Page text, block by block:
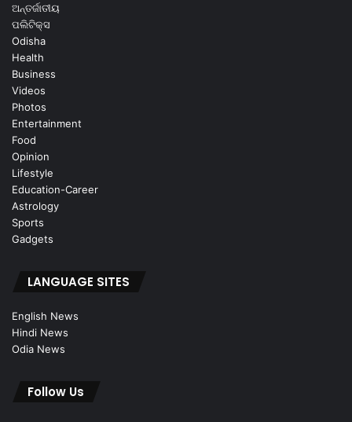
ଅନ୍ତର୍ଜାତୀୟ
ପଲିଟିକ୍ସ
Odisha
Health
Business
Videos
Photos
Entertainment
Food
Opinion
Lifestyle
Education-Career
Astrology
Sports
Gadgets
LANGUAGE SITES
English News
Hindi News
Odia News
Follow Us